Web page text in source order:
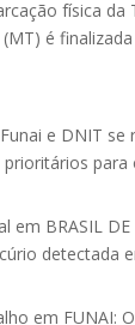
física da
é finalizada
e DNIT se
para
em BRASIL DE
detectada
em FUNAI: